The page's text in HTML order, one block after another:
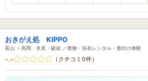
おきがえ処 KIPPO
富山 ＞高岡・氷見・砺波 ／着物・浴衣レンタル・着付け体験
-.- （クチコミ0件）